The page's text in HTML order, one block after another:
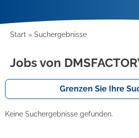
Start Suchergebnisse
Jobs von
Grenzen Sie Ihre
Keine Suchergebnisse gefunden.